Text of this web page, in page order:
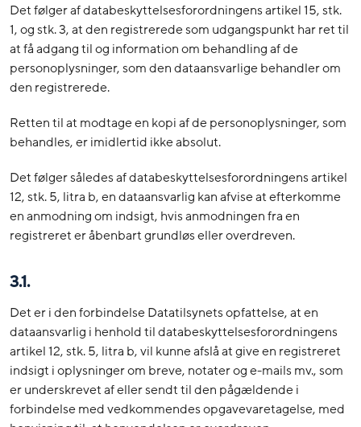
Det følger af databeskyttelsesforordningens artikel 15, stk.
1, og stk. 3, at den registrerede som udgangspunkt har ret til
at få adgang til og information om behandling af de
personoplysninger, som den dataansvarlige behandler om
den registrerede.
Retten til at modtage en kopi af de personoplysninger, som
behandles, er imidlertid ikke absolut.
Det følger således af databeskyttelsesforordningens artikel
12, stk. 5, litra b, en dataansvarlig kan afvise at efterkomme
en anmodning om indsigt, hvis anmodningen fra en
registreret er åbenbart grundløs eller overdreven.
3.1.
Det er i den forbindelse Datatilsynets opfattelse, at en
dataansvarlig i henhold til databeskyttelsesforordningens
artikel 12, stk. 5, litra b, vil kunne afslå at give en registreret
indsigt i oplysninger om breve, notater og e-mails mv., som
er underskrevet af eller sendt til den pågældende i
forbindelse med vedkommendes opgavevaretagelse, med